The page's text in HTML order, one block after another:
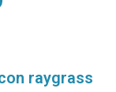
raygrass